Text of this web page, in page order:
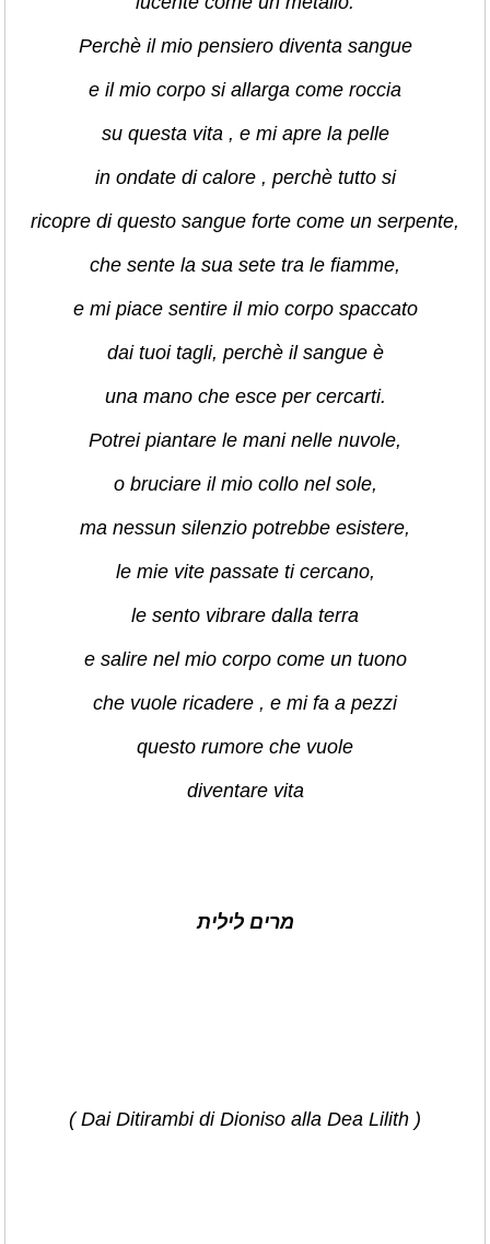
Perchè il mio pensiero diventa sangue
e il mio corpo si allarga come roccia
su questa vita , e mi apre la pelle
in ondate di calore , perchè tutto si
ricopre di questo sangue forte come un serpente,
che sente la sua sete tra le fiamme,
e mi piace sentire il mio corpo spaccato
dai tuoi tagli, perchè il sangue è
una mano che esce per cercarti.
Potrei piantare le mani nelle nuvole,
o bruciare il mio collo nel sole,
ma nessun silenzio potrebbe esistere,
le mie vite passate ti cercano,
le sento vibrare dalla terra
e salire nel mio corpo come un tuono
che vuole ricadere , e mi fa a pezzi
questo rumore che vuole
diventare vita
מרים לילית
( Dai Ditirambi di Dioniso alla Dea Lilith )